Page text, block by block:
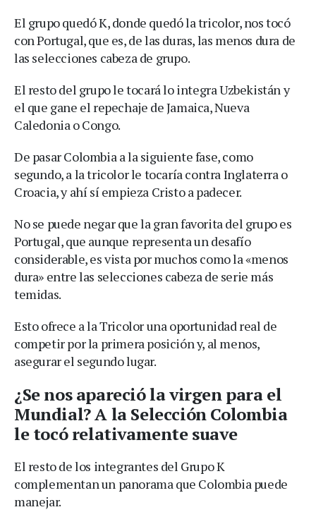
El grupo quedó K, donde quedó la tricolor, nos tocó
con Portugal, que es, de las duras, las menos dura de
las selecciones cabeza de grupo.
El resto del grupo le tocará lo integra Uzbekistán y
el que gane el repechaje de Jamaica, Nueva
Caledonia o Congo.
De pasar Colombia a la siguiente fase, como
segundo, a la tricolor le tocaría contra Inglaterra o
Croacia, y ahí sí empieza Cristo a padecer.
No se puede negar que la gran favorita del grupo es
Portugal, que aunque representa un desafío
considerable, es vista por muchos como la «menos
dura» entre las selecciones cabeza de serie más
temidas.
Esto ofrece a la Tricolor una oportunidad real de
competir por la primera posición y, al menos,
asegurar el segundo lugar.
¿Se nos apareció la virgen para el
Mundial? A la Selección Colombia
le tocó relativamente suave
El resto de los integrantes del Grupo K
complementan un panorama que Colombia puede
manejar.